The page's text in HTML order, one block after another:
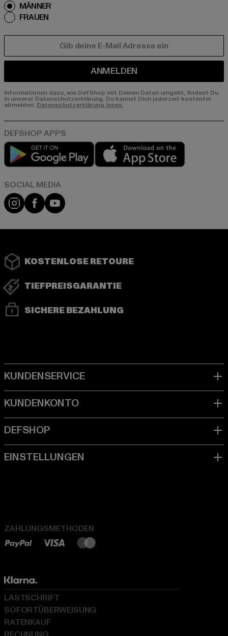
MÄNNER
FRAUEN
ANMELDEN
Informationen dazu, wie DefShop mit Deinen Daten umgeht, findest Du
in unserer Datenschutzerklärung. Du kannst Dich jederzeit kostenfei
abmelden. Datenschutzerklärung lesen.
Play market
Instagram
FacebookYouTube
KOSTENLOSE RETOURE
TIEFPREISGARANTIE
SICHERE BEZAHLUNG
ZAHLUNGSMETHODEN
LASTSCHRIFT
SOFORTÜBERWEISUNG
RATENKAUF